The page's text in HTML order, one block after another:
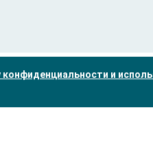
конфиденциальности и